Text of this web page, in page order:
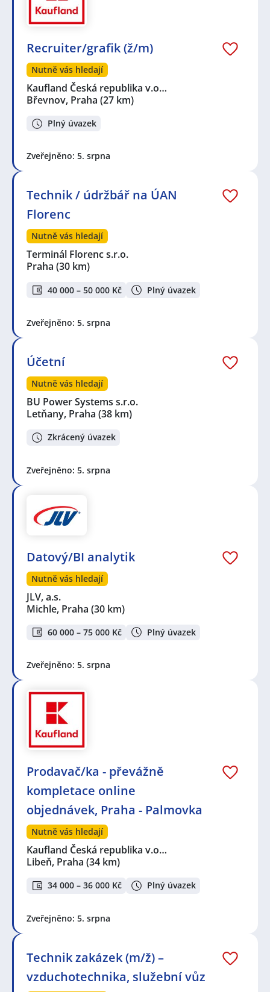
Recruiter/grafik (ž/m)
Nutně vás hledají
Kaufland Česká republika v.o…
Břevnov, Praha (27 km)
Plný úvazek
Zveřejněno: 5. srpna
Technik / údržbář na ÚAN
Florenc
Nutně vás hledají
Terminál Florenc s.r.o.
Praha (30 km)
40 000 – 50 000 Kč Plný úvazek
Zveřejněno: 5. srpna
Účetní
Nutně vás hledají
BU Power Systems s.r.o.
Letňany, Praha (38 km)
Zkrácený úvazek
Zveřejněno: 5. srpna
Datový/BI analytik
Nutně vás hledají
JLV, a.s.
Michle, Praha (30 km)
60 000 – 75 000 Kč Plný úvazek
Zveřejněno: 5. srpna
Prodavač/ka - převážně
kompletace online
objednávek, Praha - Palmovka
Nutně vás hledají
Kaufland Česká republika v.o…
Libeň, Praha (34 km)
34 000 – 36 000 Kč Plný úvazek
Zveřejněno: 5. srpna
Technik zakázek (m/ž) –
vzduchotechnika, služební vůz